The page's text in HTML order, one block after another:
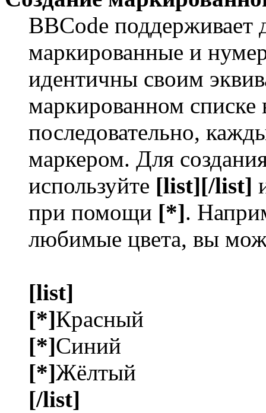
BBCode поддерживает
маркированные и
идентичны своим
маркированном списке
последовательно,
маркером. Для
используйте [list][/list]
при помощи [*].
любимые цвета, вы
[list]
[*]Красный
[*]Синий
[*]Жёлтый
[/list]